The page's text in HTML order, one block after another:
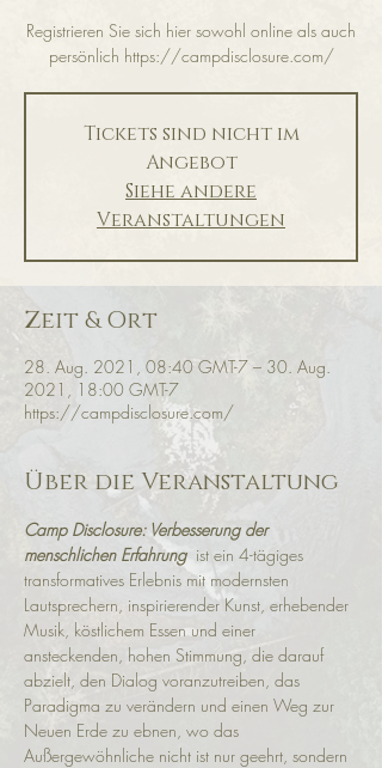
Registrieren Sie sich hier sowohl online als auch
persönlich https://campdisclosure.com/
Tickets sind nicht im
Angebot
Siehe andere
Veranstaltungen
Zeit & Ort
28. Aug. 2021, 08:40 GMT-7 – 30. Aug.
2021, 18:00 GMT-7
https://campdisclosure.com/
Über die Veranstaltung
Camp Disclosure: Verbesserung der
menschlichen Erfahrung ist ein 4-tägiges
transformatives Erlebnis mit modernsten
Lautsprechern, inspirierender Kunst, erhebender
Musik, köstlichem Essen und einer
ansteckenden, hohen Stimmung, die darauf
abzielt, den Dialog voranzutreiben, das
Paradigma zu verändern und einen Weg zur
Neuen Erde zu ebnen, wo das
Außergewöhnliche nicht ist nur geehrt, sondern